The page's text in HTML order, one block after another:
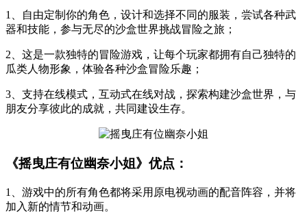
1、自由定制你的角色，设计和选择不同的服装，尝试各种武
器和技能，参与无尽的沙盒世界挑战冒险之旅；
2、这是一款独特的冒险游戏，让每个玩家都拥有自己独特的
瓜类人物形象，体验各种沙盒冒险乐趣；
3、支持在线模式，互动式在线对战，探索构建沙盒世界，与
朋友分享彼此的成就，共同建设生存。
《摇曳庄有位幽奈小姐》优点：
1、游戏中的所有角色都将采用原电视动画的配音阵容，并将
加入新的情节和动画。